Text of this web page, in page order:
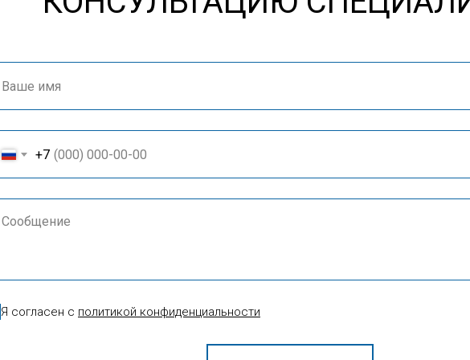
+7
Я согласен с политикой конфиденциальности